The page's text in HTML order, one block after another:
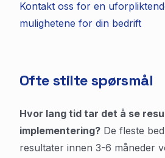
Kontakt oss for en
mulighetene for din bedrift
Ofte stilte spørsmål
Hvor lang tid tar det å se
implementering? De fleste
resultater innen 3-6 måneder